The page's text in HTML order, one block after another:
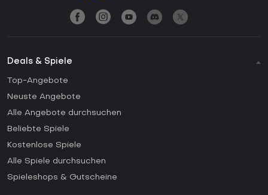
Deals & Spiele
Top-Angebote
Neuste Angebote
Alle Angebote durchsuchen
Beliebte Spiele
Kostenlose Spiele
Alle Spiele durchsuchen
Spieleshops & Gutscheine